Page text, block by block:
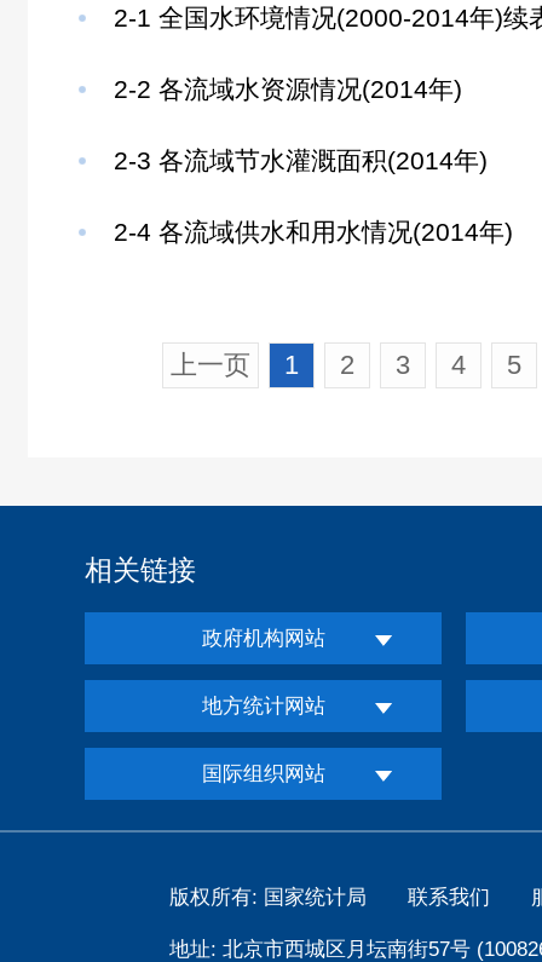
2-1 全国水环境情况(2000-2014年)续
2-2 各流域水资源情况(2014年)
2-3 各流域节水灌溉面积(2014年)
2-4 各流域供水和用水情况(2014年)
上一页 1 2 3 4 5
相关链接
政府机构网站
地方统计网站
国际组织网站
版权所有: 国家统计局 联系我们
地址: 北京市西城区月坛南街57号